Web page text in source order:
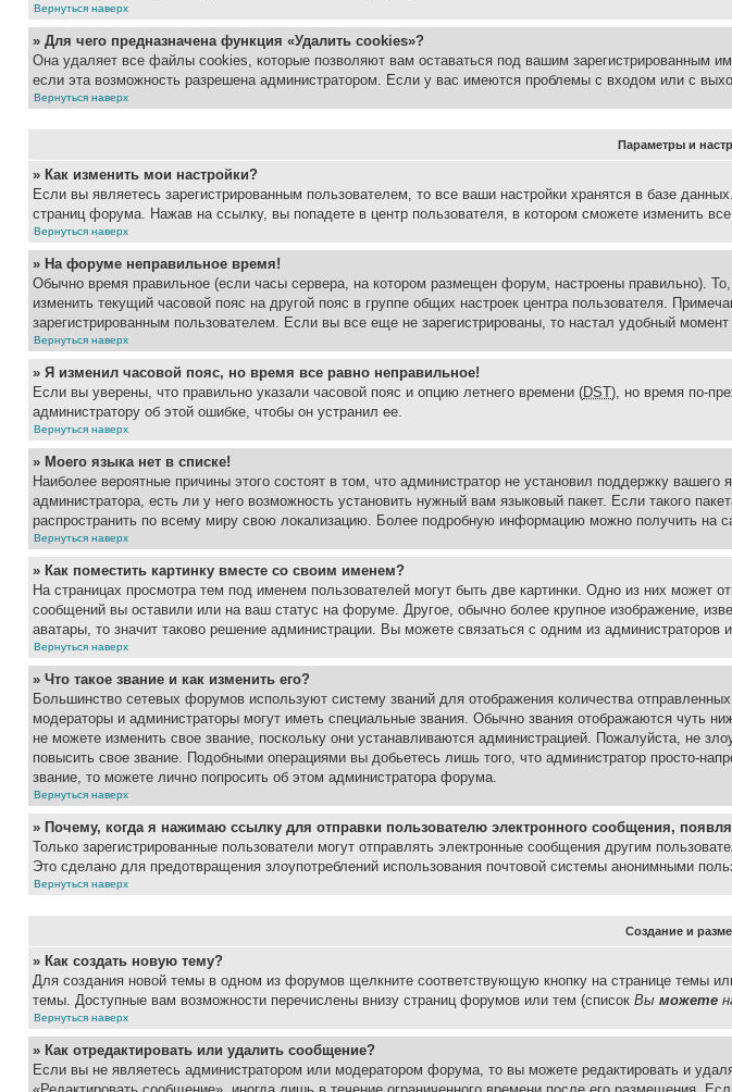
Вернуться наверх
» Для чего предназначена функция «Удалить cookies»?
Она удаляет все файлы cookies, которые позволяют вам оставаться под вашим зарегистрированным
если эта возможность разрешена администратором. Если у вас имеются проблемы с входом или с
Вернуться наверх
Параметры и
» Как изменить мои настройки?
Если вы являетесь зарегистрированным пользователем, то все ваши настройки хранятся в базе
страниц форума. Нажав на ссылку, вы попадете в центр пользователя, в котором сможете изменить все
Вернуться наверх
» На форуме неправильное время!
Обычно время правильное (если часы сервера, на котором размещен форум, настроены правильно).
изменить текущий часовой пояс на другой пояс в группе общих настроек центра пользователя.
зарегистрированным пользователем. Если вы все еще не зарегистрированы, то настал удобный
Вернуться наверх
» Я изменил часовой пояс, но время все равно неправильное!
Если вы уверены, что правильно указали часовой пояс и опцию летнего времени (DST), но время по-
администратору об этой ошибке, чтобы он устранил ее.
Вернуться наверх
» Моего языка нет в списке!
Наиболее вероятные причины этого состоят в том, что администратор не установил поддержку
администратора, есть ли у него возможность установить нужный вам языковый пакет. Если такого
распространить по всему миру свою локализацию. Более подробную информацию можно получить на
Вернуться наверх
» Как поместить картинку вместе со своим именем?
На страницах просмотра тем под именем пользователей могут быть две картинки. Одно из них может
сообщений вы оставили или на ваш статус на форуме. Другое, обычно более крупное изображение,
аватары, то значит таково решение администрации. Вы можете связаться с одним из администраторов
Вернуться наверх
» Что такое звание и как изменить его?
Большинство сетевых форумов используют систему званий для отображения количества
модераторы и администраторы могут иметь специальные звания. Обычно звания отображаются чуть
не можете изменить свое звание, поскольку они устанавливаются администрацией. Пожалуйста, не
повысить свое звание. Подобными операциями вы добьетесь лишь того, что администратор просто-
звание, то можете лично попросить об этом администратора форума.
Вернуться наверх
» Почему, когда я нажимаю ссылку для отправки пользователю электронного сообщения,
Только зарегистрированные пользователи могут отправлять электронные сообщения другим
Это сделано для предотвращения злоупотреблений использования почтовой системы анонимными
Вернуться наверх
Создание и
» Как создать новую тему?
Для создания новой темы в одном из форумов щелкните соответствующую кнопку на странице темы
темы. Доступные вам возможности перечислены внизу страниц форумов или тем (список Вы можете
Вернуться наверх
» Как отредактировать или удалить сообщение?
Если вы не являетесь администратором или модератором форума, то вы можете редактировать и